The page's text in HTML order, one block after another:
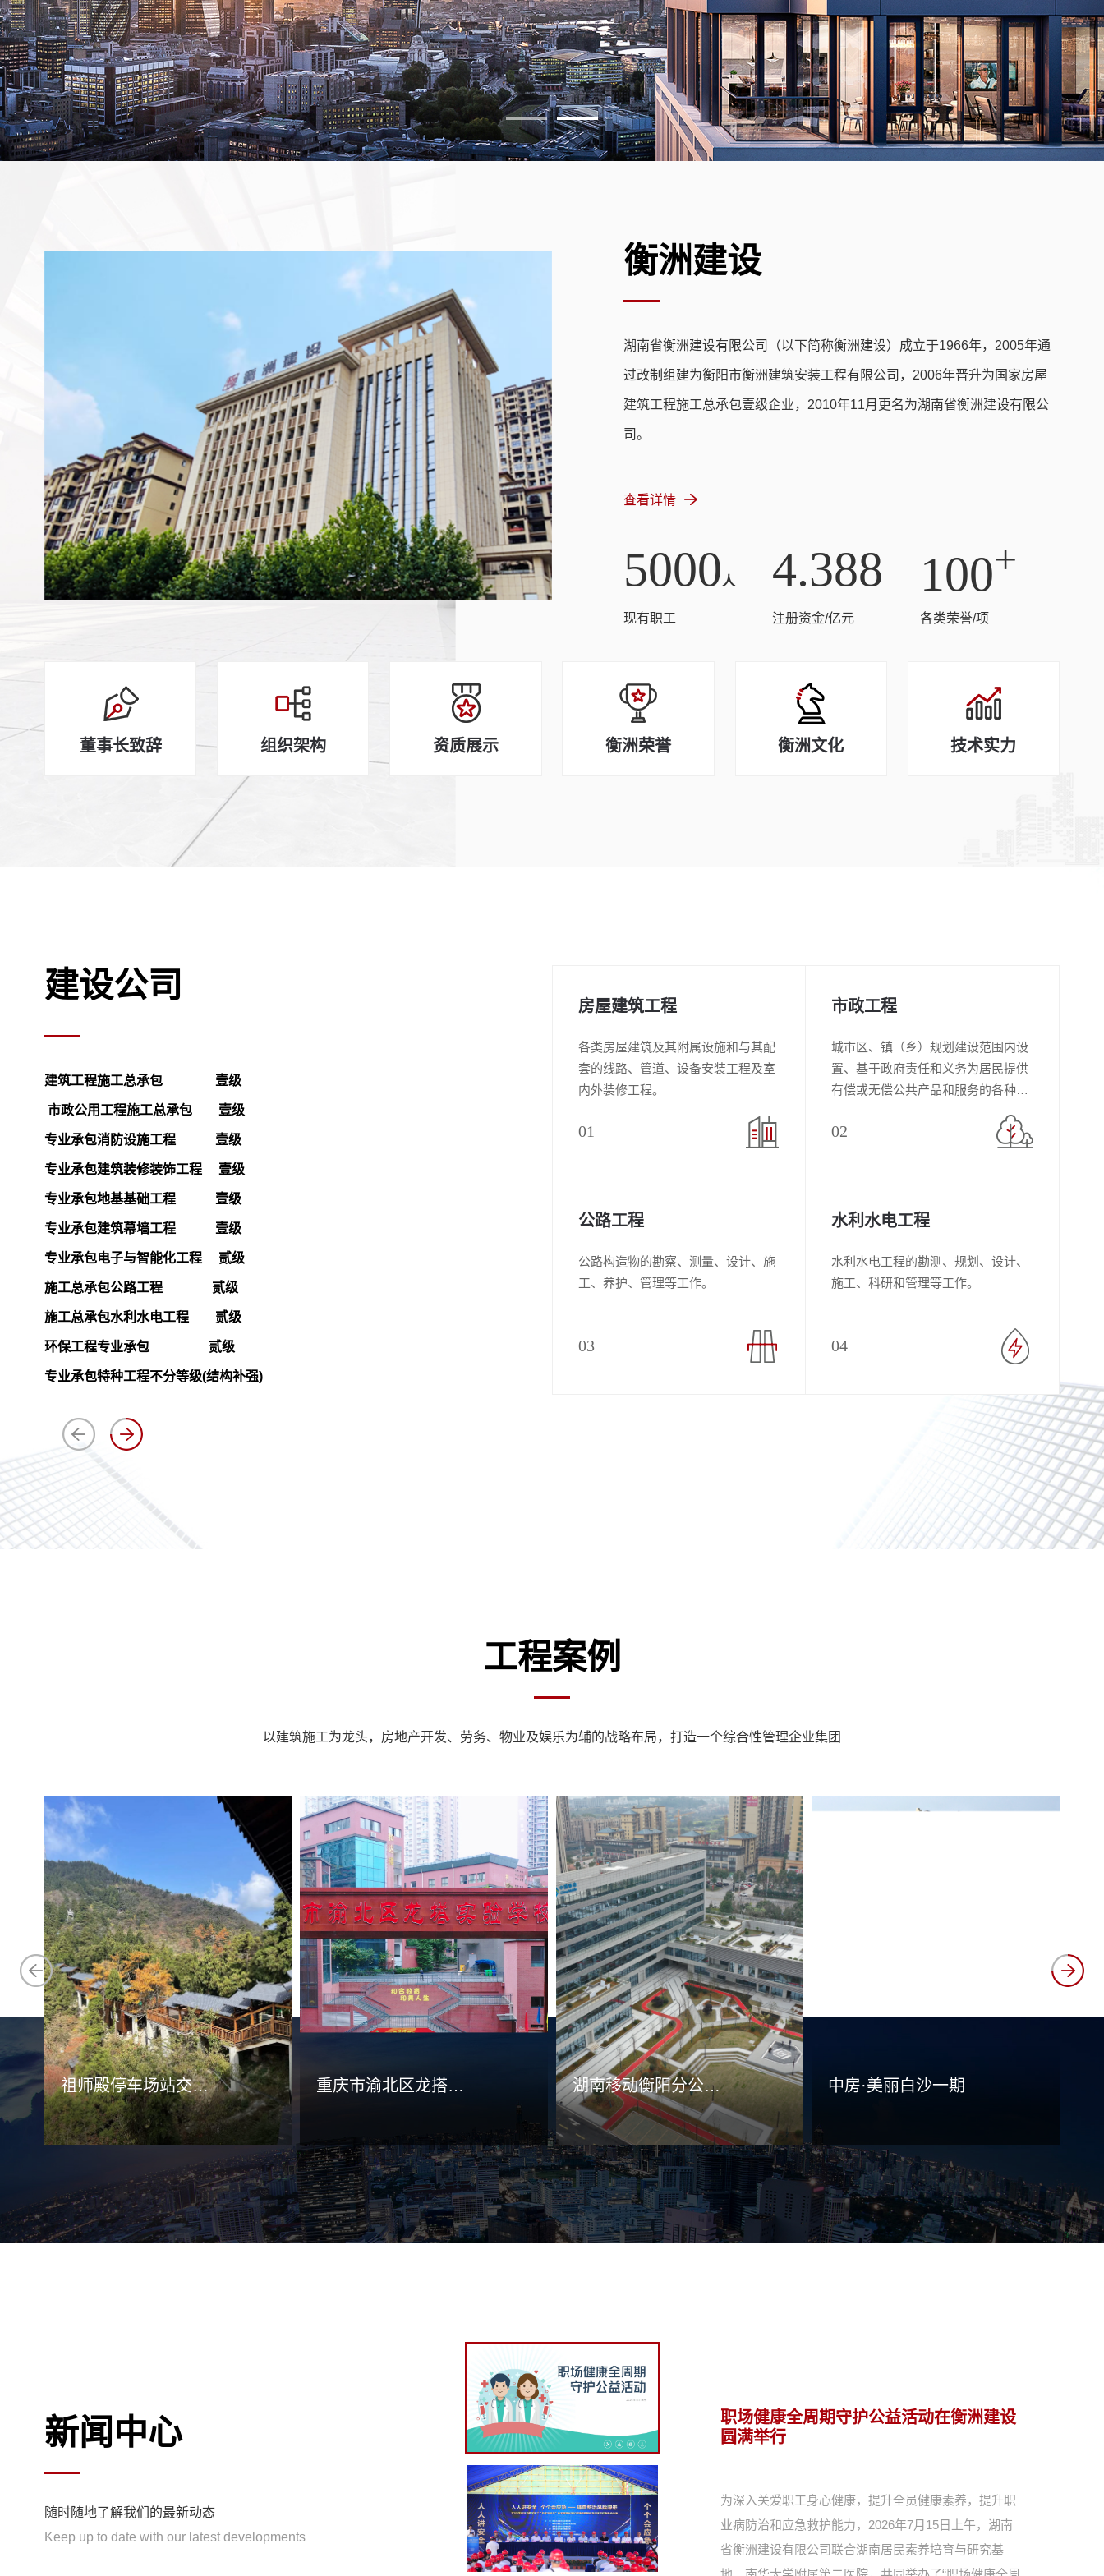
衡洲建设
湖南省衡洲建设有限公司（以下简称衡洲建设）成立于1966年，2005年通
过改制组建为衡阳市衡洲建筑安装工程有限公司，2006年晋升为国家房屋
建筑工程施工总承包壹级企业，2010年11月更名为湖南省衡洲建设有限公
司。
查看详情
5000 人
现有职工
4.388
注册资金/亿元
100+
各类荣誉/项
董事长致辞 组织架构 资质展示 衡洲荣誉 衡洲文化 技术实力
建设公司
建筑工程施工总承包 壹级
市政公用工程施工总承包 壹级
专业承包消防设施工程 壹级
专业承包建筑装修装饰工程 壹级
专业承包地基基础工程 壹级
专业承包建筑幕墙工程 壹级
专业承包电子与智能化工程 贰级
施工总承包公路工程 贰级
施工总承包水利水电工程 贰级
环保工程专业承包 贰级
专业承包特种工程不分等级(结构补强)
房屋建筑工程
各类房屋建筑及其附属设施和与其配
套的线路、管道、设备安装工程及室
内外装修工程。
01
市政工程
城市区、镇（乡）规划建设范围内设
置、基于政府责任和义务为居民提供
有偿或无偿公共产品和服务的各种建
02
公路工程
公路构造物的勘察、测量、设计、施
工、养护、管理等工作。
03
水利水电工程
水利水电工程的勘测、规划、设计、
施工、科研和管理等工作。
04
工程案例
以建筑施工为龙头，房地产开发、劳务、物业及娱乐为辅的战略布局，打造一个综合性管理企业集团
祖师殿停车场站交通组织及周边旅游配套设施提质改造项目
查看详情
重庆市渝北区龙搭实验学校
查看详情
湖南移动衡阳分公司生产调度用房(5G云数据中心)
查看详情
中房·美丽白沙一期
新闻中心
随时随地了解我们的最新动态
Keep up to date with our latest developments
职场健康全周期守护公益活动在衡洲建设
圆满举行
为深入关爱职工身心健康，提升全员健康素养，提升职
业病防治和应急救护能力，2026年7月15日上午，湖南
省衡洲建设有限公司联合湖南居民素养培育与研究基